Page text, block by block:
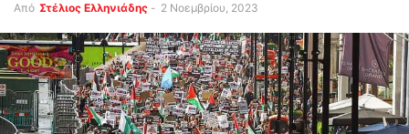
Από Στέλιος Ελληνιάδης - 2 Νοεμβρίου, 2023